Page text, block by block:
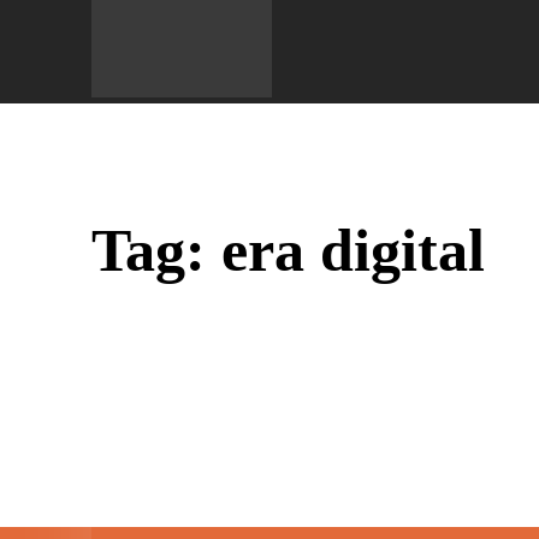
Tag: era digital